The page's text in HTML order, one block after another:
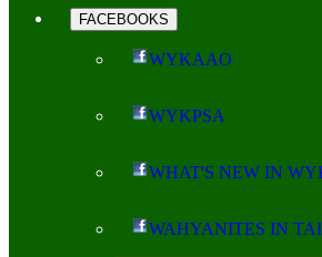
FACEBOOKS
WYKAAO
WYKPSA
WHAT'S NEW IN
WAHYANITES IN